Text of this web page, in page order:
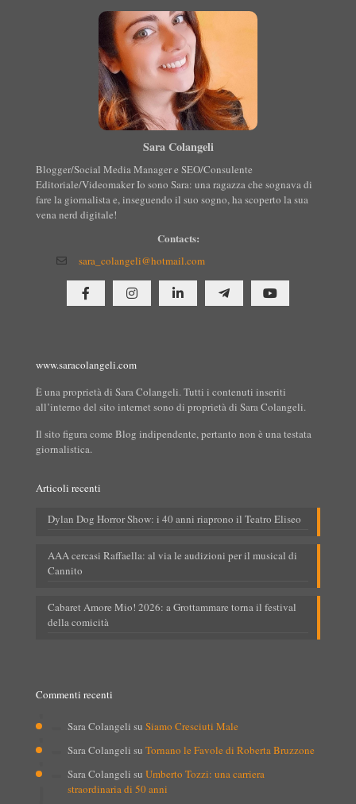
Sara Colangeli
Blogger/Social Media Manager e SEO/Consulente
Editoriale/Videomaker Io sono Sara: una ragazza che sognava di
fare la giornalista e, inseguendo il suo sogno, ha scoperto la sua
vena nerd digitale!
Contacts:
sara_colangeli@hotmail.com
www.saracolangeli.com
È una proprietà di Sara Colangeli. Tutti i contenuti inseriti
all’interno del sito internet sono di proprietà di Sara Colangeli.
Il sito figura come Blog indipendente, pertanto non è una testata
giornalistica.
Articoli recenti
Dylan Dog Horror Show: i 40 anni riaprono il Teatro Eliseo
AAA cercasi Raffaella: al via le audizioni per il musical di
Cannito
Cabaret Amore Mio! 2026: a Grottammare torna il festival
della comicità
Commenti recenti
Sara Colangeli su Siamo Cresciuti Male
Sara Colangeli su Tornano le Favole di Roberta Bruzzone
Sara Colangeli su Umberto Tozzi: una carriera
straordinaria di 50 anni